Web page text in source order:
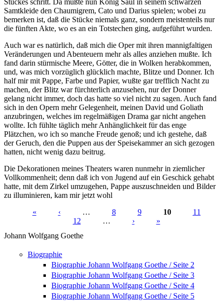
Stückes schritt. Da mußte nun König Saul in seinem schwarzen
Samtkleide den Chaumigrem, Cato und Darius spielen; wobei zu
bemerken ist, daß die Stücke niemals ganz, sondern meistenteils nur
die fünften Akte, wo es an ein Totstechen ging, aufgeführt wurden.
Auch war es natürlich, daß mich die Oper mit ihren mannigfaltigen
Veränderungen und Abenteuern mehr als alles anziehen mußte. Ich
fand darin stürmische Meere, Götter, die in Wolken herabkommen,
und, was mich vorzüglich glücklich machte, Blitze und Donner. Ich
half mir mit Pappe, Farbe und Papier, wußte gar trefflich Nacht zu
machen, der Blitz war fürchterlich anzusehen, nur der Donner
gelang nicht immer, doch das hatte so viel nicht zu sagen. Auch fand
sich in den Opern mehr Gelegenheit, meinen David und Goliath
anzubringen, welches im regelmäßigen Drama gar nicht angehen
wollte. Ich fühlte täglich mehr Anhänglichkeit für das enge
Plätzchen, wo ich so manche Freude genoß; und ich gestehe, daß
der Geruch, den die Puppen aus der Speisekammer an sich gezogen
hatten, nicht wenig dazu beitrug.
Die Dekorationen meines Theaters waren nunmehr in ziemlicher
Vollkommenheit; denn daß ich von Jugend auf ein Geschick gehabt
hatte, mit dem Zirkel umzugehen, Pappe auszuschneiden und Bilder
zu illuminieren, kam mir jetzt wohl
« ‹ … 8 9 10
11
12
… ›
»
Johann Wolfgang Goethe
Biographie
Biographie Johann Wolfgang Goethe / Seite 2
Biographie Johann Wolfgang Goethe / Seite 3
Biographie Johann Wolfgang Goethe / Seite 4
Biographie Johann Wolfgang Goethe / Seite 5